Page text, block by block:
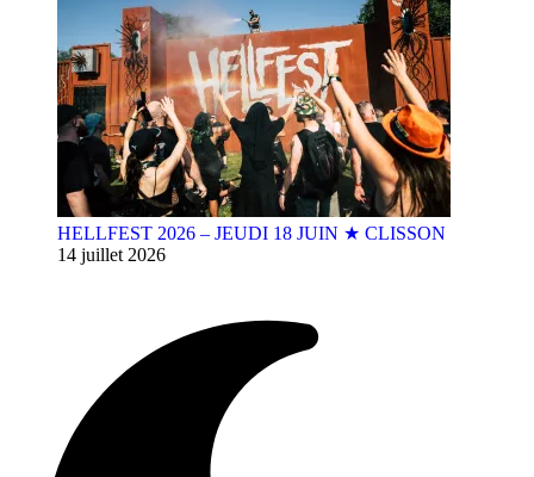
HELLFEST 2026 – JEUDI 18 JUIN ★ CLISSON
14 juillet 2026